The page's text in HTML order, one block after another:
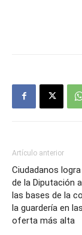
Artículo anterior
Ciudadanos
de la Diputación
las bases de la
la guardería en
oferta más alta